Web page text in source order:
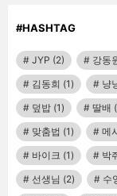
#HASHTAG
JYP (2) 강동
김동희 (1) 냥
덮밥 (1) 딸배
맞춤법 (1) 메
바이크 (1) 박
선생님 (2) 수